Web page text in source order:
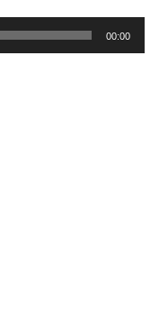
00:00